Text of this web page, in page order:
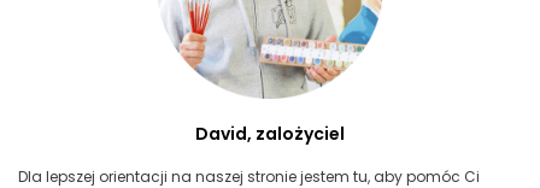
David, zalożyciel
Dla lepszej orientacji na naszej stronie jestem tu, aby pomóc Ci